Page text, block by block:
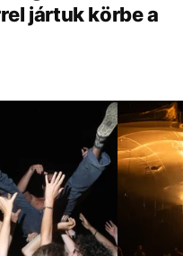
jártuk körbe a